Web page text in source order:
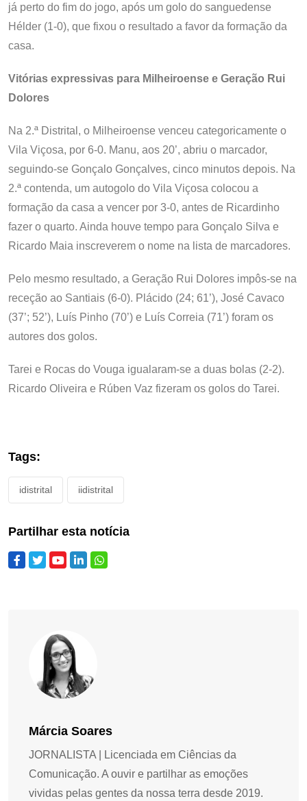
já perto do fim do jogo, após um golo do sanguedense
Hélder (1-0), que fixou o resultado a favor da formação da
casa.
Vitórias expressivas para Milheiroense e Geração Rui
Dolores
Na 2.ª Distrital, o Milheiroense venceu categoricamente o
Vila Viçosa, por 6-0. Manu, aos 20’, abriu o marcador,
seguindo-se Gonçalo Gonçalves, cinco minutos depois. Na
2.ª contenda, um autogolo do Vila Viçosa colocou a
formação da casa a vencer por 3-0, antes de Ricardinho
fazer o quarto. Ainda houve tempo para Gonçalo Silva e
Ricardo Maia inscreverem o nome na lista de marcadores.
Pelo mesmo resultado, a Geração Rui Dolores impôs-se na
receção ao Santiais (6-0). Plácido (24; 61’), José Cavaco
(37’; 52’), Luís Pinho (70’) e Luís Correia (71’) foram os
autores dos golos.
Tarei e Rocas do Vouga igualaram-se a duas bolas (2-2).
Ricardo Oliveira e Rúben Vaz fizeram os golos do Tarei.
Tags:
idistrital iidistrital
Partilhar esta notícia
Márcia Soares
JORNALISTA | Licenciada em Ciências da
Comunicação. A ouvir e partilhar as emoções
vividas pelas gentes da nossa terra desde 2019.